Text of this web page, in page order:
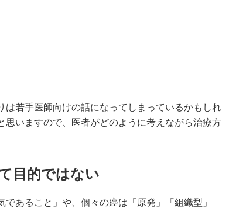
若手医師向けの話になってしまっているかもしれ
いますので、医者がどのように考えながら治療方
目的ではない
あること」や、個々の癌は「原発」「組織型」